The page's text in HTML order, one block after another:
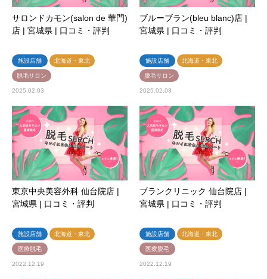
サロンドカモン(salon de 華門)
店 | 宮城県 | 口コミ・評判
施設店舗 北海道・東北
脱毛サロン
2025.02.03
ブルーブラン(bleu blanc)店 |
宮城県 | 口コミ・評判
施設店舗 北海道・東北
脱毛サロン
2025.02.03
東京中央美容外科 仙台院店 |
宮城県 | 口コミ・評判
施設店舗 北海道・東北
医療脱毛
2022.12.19
ブランクリニック 仙台院店 |
宮城県 | 口コミ・評判
施設店舗 北海道・東北
医療脱毛
2022.12.19